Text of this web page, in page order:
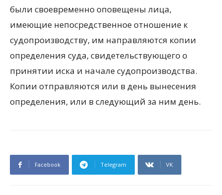
были своевременно оповещены лица,
имеющие непосредственное отношение к
судопроизводству, им направляются копии
определения суда, свидетельствующего о
принятии иска и начале судопроизводства.
Копии отправляются или в день вынесения
определения, или в следующий за ним день.
Facebook Telegram VK